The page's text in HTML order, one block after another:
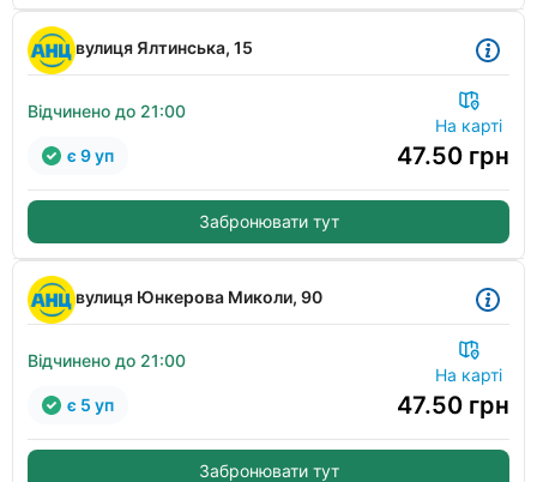
вулиця Ялтинська, 15
Відчинено до 21:00
На карті
47.50 грн
є 9 уп
Забронювати тут
вулиця Юнкерова Миколи, 90
Відчинено до 21:00
На карті
47.50 грн
є 5 уп
Забронювати тут